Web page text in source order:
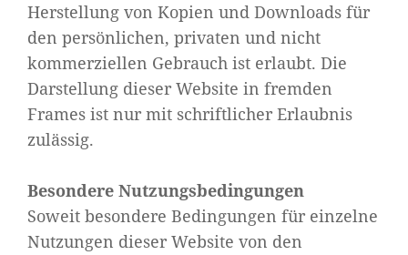
Herstellung von Kopien und Downloads für
den persönlichen, privaten und nicht
kommerziellen Gebrauch ist erlaubt. Die
Darstellung dieser Website in fremden
Frames ist nur mit schriftlicher Erlaubnis
zulässig.
Besondere Nutzungsbedingungen
Soweit besondere Bedingungen für einzelne
Nutzungen dieser Website von den